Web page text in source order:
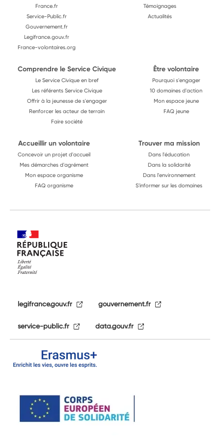
France.fr
Service-Public.fr
Gouvernement.fr
Legifrance.gouv.fr
France-volontaires.org
Témoignages
Actualités
Comprendre le Service Civique
Le Service Civique en bref
Les référents Service Civique
Offrir à la jeunesse de s'engager
Renforcer les acteur de terrain
Faire société
Être volontaire
Pourquoi s'engager
10 domaines d'action
Mon espace jeune
FAQ jeune
Accueillir un volontaire
Concevoir un projet d'accueil
Mes démarches d'agrément
Mon espace organisme
FAQ organisme
Trouver ma mission
Dans l'éducation
Dans la solidarité
Dans l'environnement
S'informer sur les domaines
legifrance.gouv.fr gouvernement.fr
service-public.fr data.gouv.fr